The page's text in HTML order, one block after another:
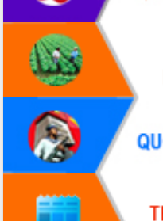
Bầu cử Quốc hội và HĐND: Cử tri Đắk
Lắk gửi gắm niềm tin, kỳ vọng vào lá
phiếu
Đắk Lắk sẵn sàng các điều kiện cho
Ngày hội bầu cử đại biểu Quốc hội
khóa XVI và HĐND các cấp nhiệm kỳ
2026-2031
Đảm bảo cuộc bầu cử đại biểu Quốc
hội và đại biểu HĐND các cấp diễn ra
an toàn, hiệu quả, đúng quy định
Thủ tướng Chính phủ Phạm Minh Chính
kiểm tra, chỉ đạo hoàn thành các dự
án cao tốc và thăm khu tái định cư